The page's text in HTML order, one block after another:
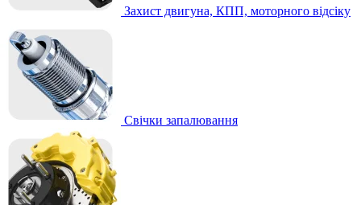
Захист двигуна, КПП, моторного відсіку
Свічки запалювання